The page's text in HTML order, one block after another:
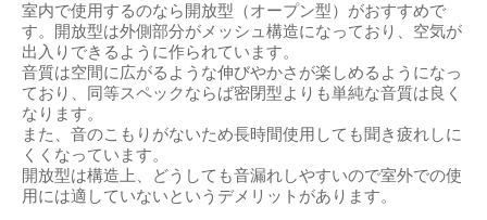
室内で使用するのなら開放型（オープン型）がおすすめで
す。開放型は外側部分がメッシュ構造になっており、空気が
出入りできるように作られています。
音質は空間に広がるような伸びやかさが楽しめるようになっ
ており、同等スペックならば密閉型よりも単純な音質は良く
なります。
また、音のこもりがないため長時間使用しても聞き疲れしに
くくなっています。
開放型は構造上、どうしても音漏れしやすいので室外での使
用には適していないというデメリットがあります。